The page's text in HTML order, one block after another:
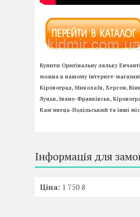
Купити Оригінальну ляльку
можна в нашому інтернет-
Кіровоград, Миколаїв, Херсон,
Луцьк, Івано-Франківськ,
Кам'янець-Подільський та інші
Інформація для
Ціна: 1 750 ₴